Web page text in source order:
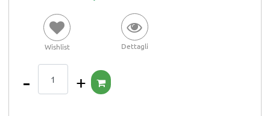
Wishlist Dettagli